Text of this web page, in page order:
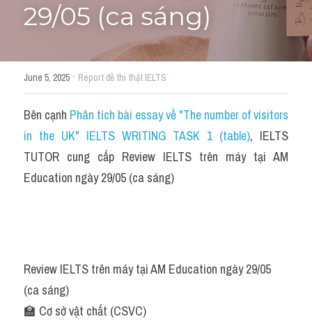
Khác
Từ vựng theo topic
Từ vựng theo Topic
Vocabulary - Grammar
Grammar
Noun
Verb
29/05 (ca sáng)
June 5, 2025 · Report đề thi thật IELTS
Bên cạnh Phân tích bài essay về "The number of visitors
in the UK" IELTS WRITING TASK 1 (table), IELTS
TUTOR cung cấp Review IELTS trên máy tại AM
Education ngày 29/05 (ca sáng)
Review IELTS trên máy tại AM Education ngày 29/05
(ca sáng)
🏫 Cơ sở vật chất (CSVC)